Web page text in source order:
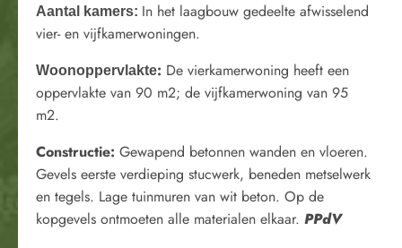
Aantal kamers: In het laagbouw gedeelte afwisselend
vier- en vijfkamerwoningen.
Woonoppervlakte: De vierkamerwoning heeft een
oppervlakte van 90 m2; de vijfkamerwoning van 95
m2.
Constructie: Gewapend betonnen wanden en vloeren.
Gevels eerste verdieping stucwerk, beneden metselwerk
en tegels. Lage tuinmuren van wit beton. Op de
kopgevels ontmoeten alle materialen elkaar. PPdV